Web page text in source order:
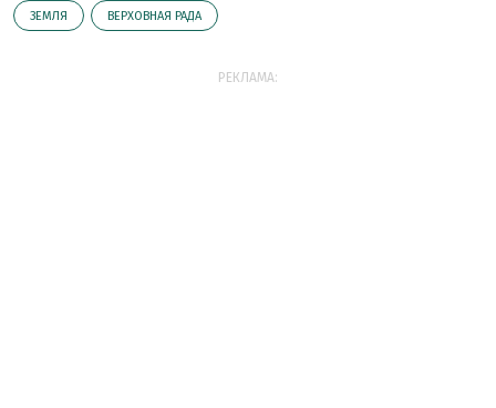
ЗЕМЛЯ ВЕРХОВНАЯ РАДА
РЕКЛАМА: